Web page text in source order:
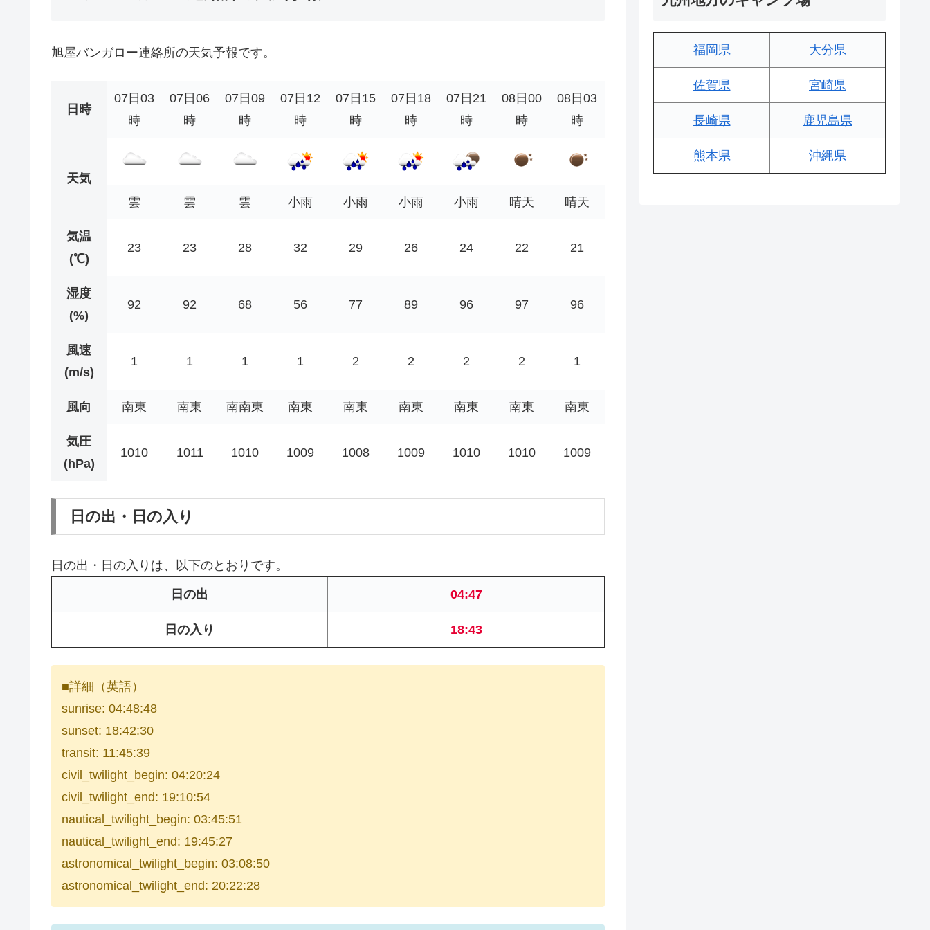
旭屋バンガロー連絡所の天気予報です。
日時
07日03
時
07日06
時
07日09
時
07日12
時
07日15
時
07日18
時
07日21
時
08日00
時
08日03
時
天気
雲
雲 雲 小雨 小雨 小雨 小雨 晴天 晴天
気温
(℃)
23 23 28 32 29 26 24 22 21
湿度
(%)
92 92 68 56 77 89 96 97 96
風速
(m/s)
1 1 1 1 2 2 2 2 1
風向 南東 南東 南南東 南東 南東 南東 南東 南東 南東
気圧
(hPa)
1010 1011 1010 1009 1008 1009 1010 1010 1009
日の出・日の入り
日の出・日の入りは、以下のとおりです。
日の出 04:47
日の入り 18:43
■詳細（英語）
sunrise: 04:48:48
sunset: 18:42:30
transit: 11:45:39
civil_twilight_begin: 04:20:24
civil_twilight_end: 19:10:54
nautical_twilight_begin: 03:45:51
nautical_twilight_end: 19:45:27
astronomical_twilight_begin: 03:08:50
astronomical_twilight_end: 20:22:28
福岡県 大分県
佐賀県 宮崎県
長崎県 鹿児島県
熊本県 沖縄県